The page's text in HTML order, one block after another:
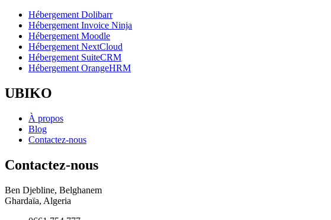
Hébergement Dolibarr
Hébergement Invoice Ninja
Hébergement Moodle
Hébergement NextCloud
Hébergement SuiteCRM
Hébergement OrangeHRM
UBIKO
À propos
Blog
Contactez-nous
Contactez-nous
Ben Djebline, Belghanem
Ghardaïa, Algeria